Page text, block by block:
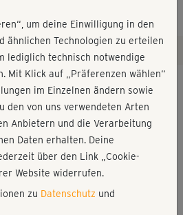
Steffi - Kurs 7
um deine Einwilligung in den
ähnlichen Technologien zu erteilen
lediglich technisch notwendige
Mit Klick auf „Präferenzen wählen“
im Einzelnen ändern sowie
den von uns verwendeten Arten
Anbietern und die Verarbeitung
Daten erhalten. Deine
über den Link „Cookie-
Website widerrufen.
zu Datenschutz und